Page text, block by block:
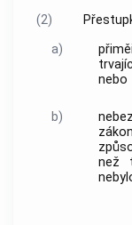
(2)
a)
nebo
b)
než